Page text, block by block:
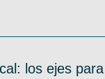
los ejes para